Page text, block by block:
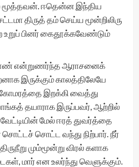
மூத்தவன். ஈதென்ன இந்திய
திருத் தம் செய்ய மூன்றிலிரு
உறுப் பினர் கைதூக்கவேண்டும்
காண் என்றுணர்ந்த ஆராசனைக்
இருக்கும் காலத்திலேயே
கோமரத்தை இறக்கி வைத்து
தயாராக இருப்பவர், ஆற்றில்
மேல் ஈரத் துவர்த்தை
சொட்டச் சொட்ட வந்து நிற்பார். நீர்
மும்மூன்று விரல் களாக
மார் என உலர்ந்து வெளுக்கும்.